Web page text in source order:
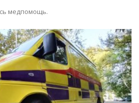
медпомощь.